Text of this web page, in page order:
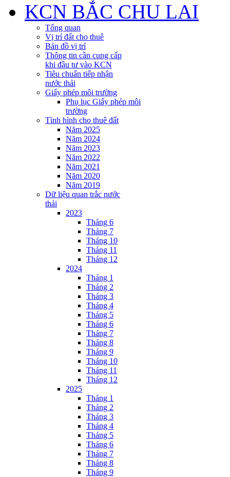
KCN BẮC CHU LAI
Tổng quan
Vị trí đất cho thuê
Bản đồ vị trí
Thông tin cần cung cấp
khi đầu tư vào KCN
Tiêu chuẩn tiếp nhận
nước thải
Giấy phép môi trường
Phụ lục Giấy phép môi
trường
Tình hình cho thuê đất
Năm 2025
Năm 2024
Năm 2023
Năm 2022
Năm 2021
Năm 2020
Năm 2019
Dữ liệu quan trắc nước
thải
2023
Tháng 6
Tháng 7
Tháng 10
Tháng 11
Tháng 12
2024
Tháng 1
Tháng 2
Tháng 3
Tháng 4
Tháng 5
Tháng 6
Tháng 7
Tháng 8
Tháng 9
Tháng 10
Tháng 11
Tháng 12
2025
Tháng 1
Tháng 2
Tháng 3
Tháng 4
Tháng 5
Tháng 6
Tháng 7
Tháng 8
Tháng 9